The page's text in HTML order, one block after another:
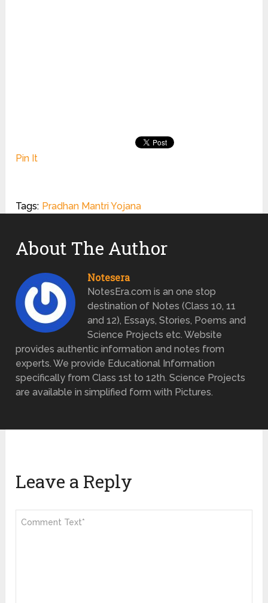
Pin It
Tags: Pradhan Mantri Yojana
About The Author
Notesera
NotesEra.com is an one stop
destination of Notes (Class 10, 11
and 12), Essays, Stories, Poems and
Science Projects etc. Website
provides authentic information and notes from
experts. We provide Educational Information
specifically from Class 1st to 12th. Science Projects
are available in simplified form with Pictures.
Leave a Reply